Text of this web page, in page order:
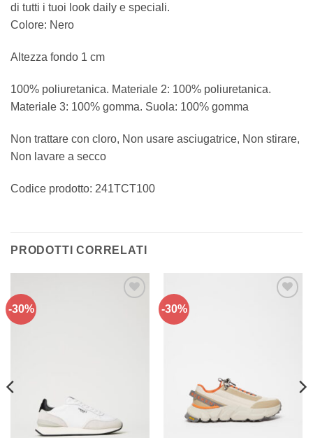
di tutti i tuoi look daily e speciali.
Colore: Nero
Altezza fondo 1 cm
100% poliuretanica. Materiale 2: 100% poliuretanica.
Materiale 3: 100% gomma. Suola: 100% gomma
Non trattare con cloro, Non usare asciugatrice, Non stirare,
Non lavare a secco
Codice prodotto: 241TCT100
PRODOTTI CORRELATI
-30% -30%